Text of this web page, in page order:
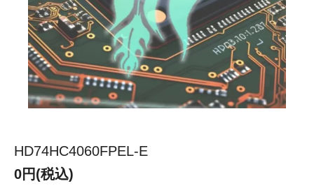
HD74HC4060FPEL-E
0円(税込)